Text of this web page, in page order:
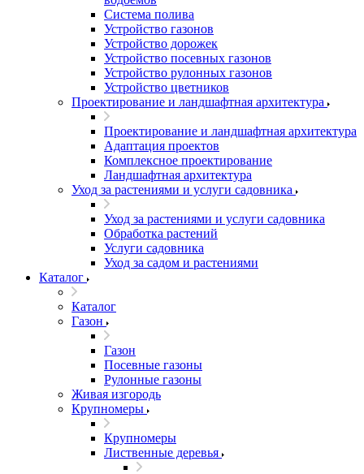
Система полива
Устройство газонов
Устройство дорожек
Устройство посевных газонов
Устройство рулонных газонов
Устройство цветников
Проектирование и ландшафтная архитектура
Проектирование и ландшафтная архитектура
Адаптация проектов
Комплексное проектирование
Ландшафтная архитектура
Уход за растениями и услуги садовника
Уход за растениями и услуги садовника
Обработка растений
Услуги садовника
Уход за садом и растениями
Каталог
Каталог
Газон
Газон
Посевные газоны
Рулонные газоны
Живая изгородь
Крупномеры
Крупномеры
Лиственные деревья